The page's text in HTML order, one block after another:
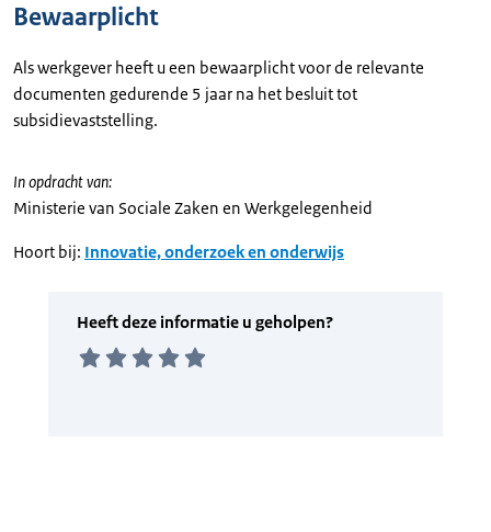
Bewaarplicht
Als werkgever heeft u een bewaarplicht voor de relevante
documenten gedurende 5 jaar na het besluit tot
subsidievaststelling.
In opdracht van:
Ministerie van Sociale Zaken en Werkgelegenheid
Hoort bij: Innovatie, onderzoek en onderwijs